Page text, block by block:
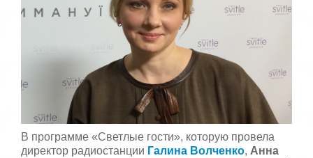
В программе «Светлые гости», которую провела
директор радиостанции Галина Волченко, Анна